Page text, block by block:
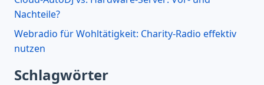
Nachteile?
Webradio für Wohltätigkeit: Charity-Radio effektiv
nutzen
Schlagwörter